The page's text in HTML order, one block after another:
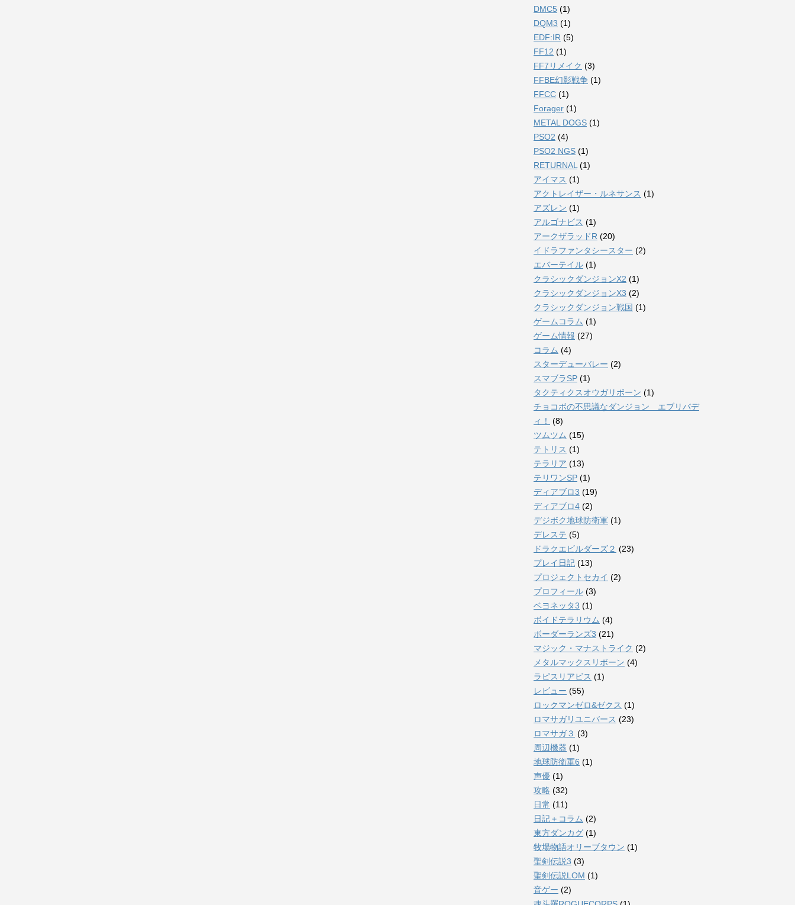
DMC5 (1)
DQM3 (1)
EDF:IR (5)
FF12 (1)
FF7リメイク (3)
FFBE幻影戦争 (1)
FFCC (1)
Forager (1)
METAL DOGS (1)
PSO2 (4)
PSO2 NGS (1)
RETURNAL (1)
アイマス (1)
アクトレイザー・ルネサンス (1)
アズレン (1)
アルゴナビス (1)
アークザラッドR (20)
イドラファンタシースター (2)
エバーテイル (1)
クラシックダンジョンX2 (1)
クラシックダンジョンX3 (2)
クラシックダンジョン戦国 (1)
ゲームコラム (1)
ゲーム情報 (27)
コラム (4)
スターデューバレー (2)
スマブラSP (1)
タクティクスオウガリボーン (1)
チョコボの不思議なダンジョン エブリバデ
ィ！
(8)
ツムツム (15)
テトリス (1)
テラリア (13)
テリワンSP (1)
ディアブロ3 (19)
ディアブロ4 (2)
デジボク地球防衛軍 (1)
デレステ (5)
ドラクエビルダーズ２ (23)
プレイ日記 (13)
プロジェクトセカイ (2)
プロフィール (3)
ベヨネッタ3 (1)
ボイドテラリウム (4)
ボーダーランズ3 (21)
マジック・マナストライク (2)
メタルマックスリボーン (4)
ラピスリアビス (1)
レビュー (55)
ロックマンゼロ&ゼクス (1)
ロマサガリユニバース (23)
ロマサガ３ (3)
周辺機器 (1)
地球防衛軍6 (1)
声優 (1)
攻略 (32)
日常 (11)
日記＋コラム (2)
東方ダンカグ (1)
牧場物語オリーブタウン (1)
聖剣伝説3 (3)
聖剣伝説LOM (1)
音ゲー (2)